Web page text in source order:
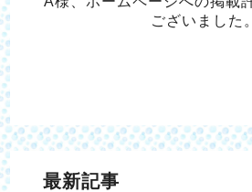
ございました。
最新記事